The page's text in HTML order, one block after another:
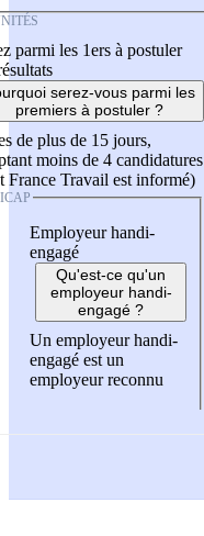
parmi les 1ers à postuler
serez-vous parmi les
premiers à postuler ?
de plus de 15 jours,
moins de 4 candidatures
France Travail est informé)
Employeur handi-
engagé
Qu'est-ce qu'un
employeur handi-
engagé ?
Un employeur handi-
engagé est un
employeur reconnu